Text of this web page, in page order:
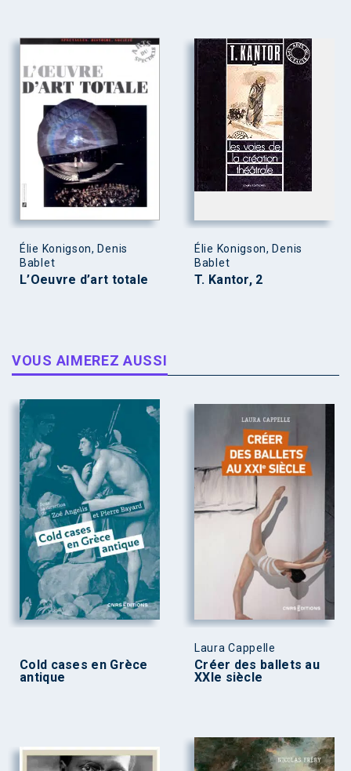
Élie Konigson, Denis
Bablet
L’Oeuvre d’art totale
Élie Konigson, Denis
Bablet
T. Kantor, 2
VOUS AIMEREZ AUSSI
Cold cases en Grèce
antique
Laura Cappelle
Créer des ballets au
XXIe siècle